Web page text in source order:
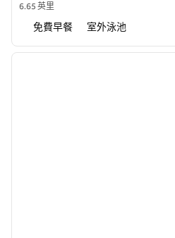
6.65 英里
免費早餐 室外泳池
第 1 頁，共 12 頁